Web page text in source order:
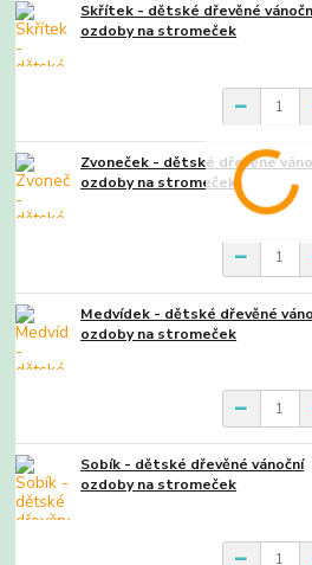
Skřítek - dětské dřevěné
ozdoby na stromeček
Zvoneček - dětské dřevěné
ozdoby na stromeček
Medvídek - dětské dřevěné
ozdoby na stromeček
Sobík - dětské dřevěné vánoční
ozdoby na stromeček